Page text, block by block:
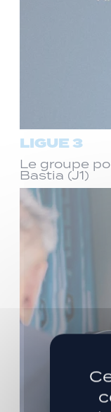
LIGUE 3
Le groupe
Bastia (J1)